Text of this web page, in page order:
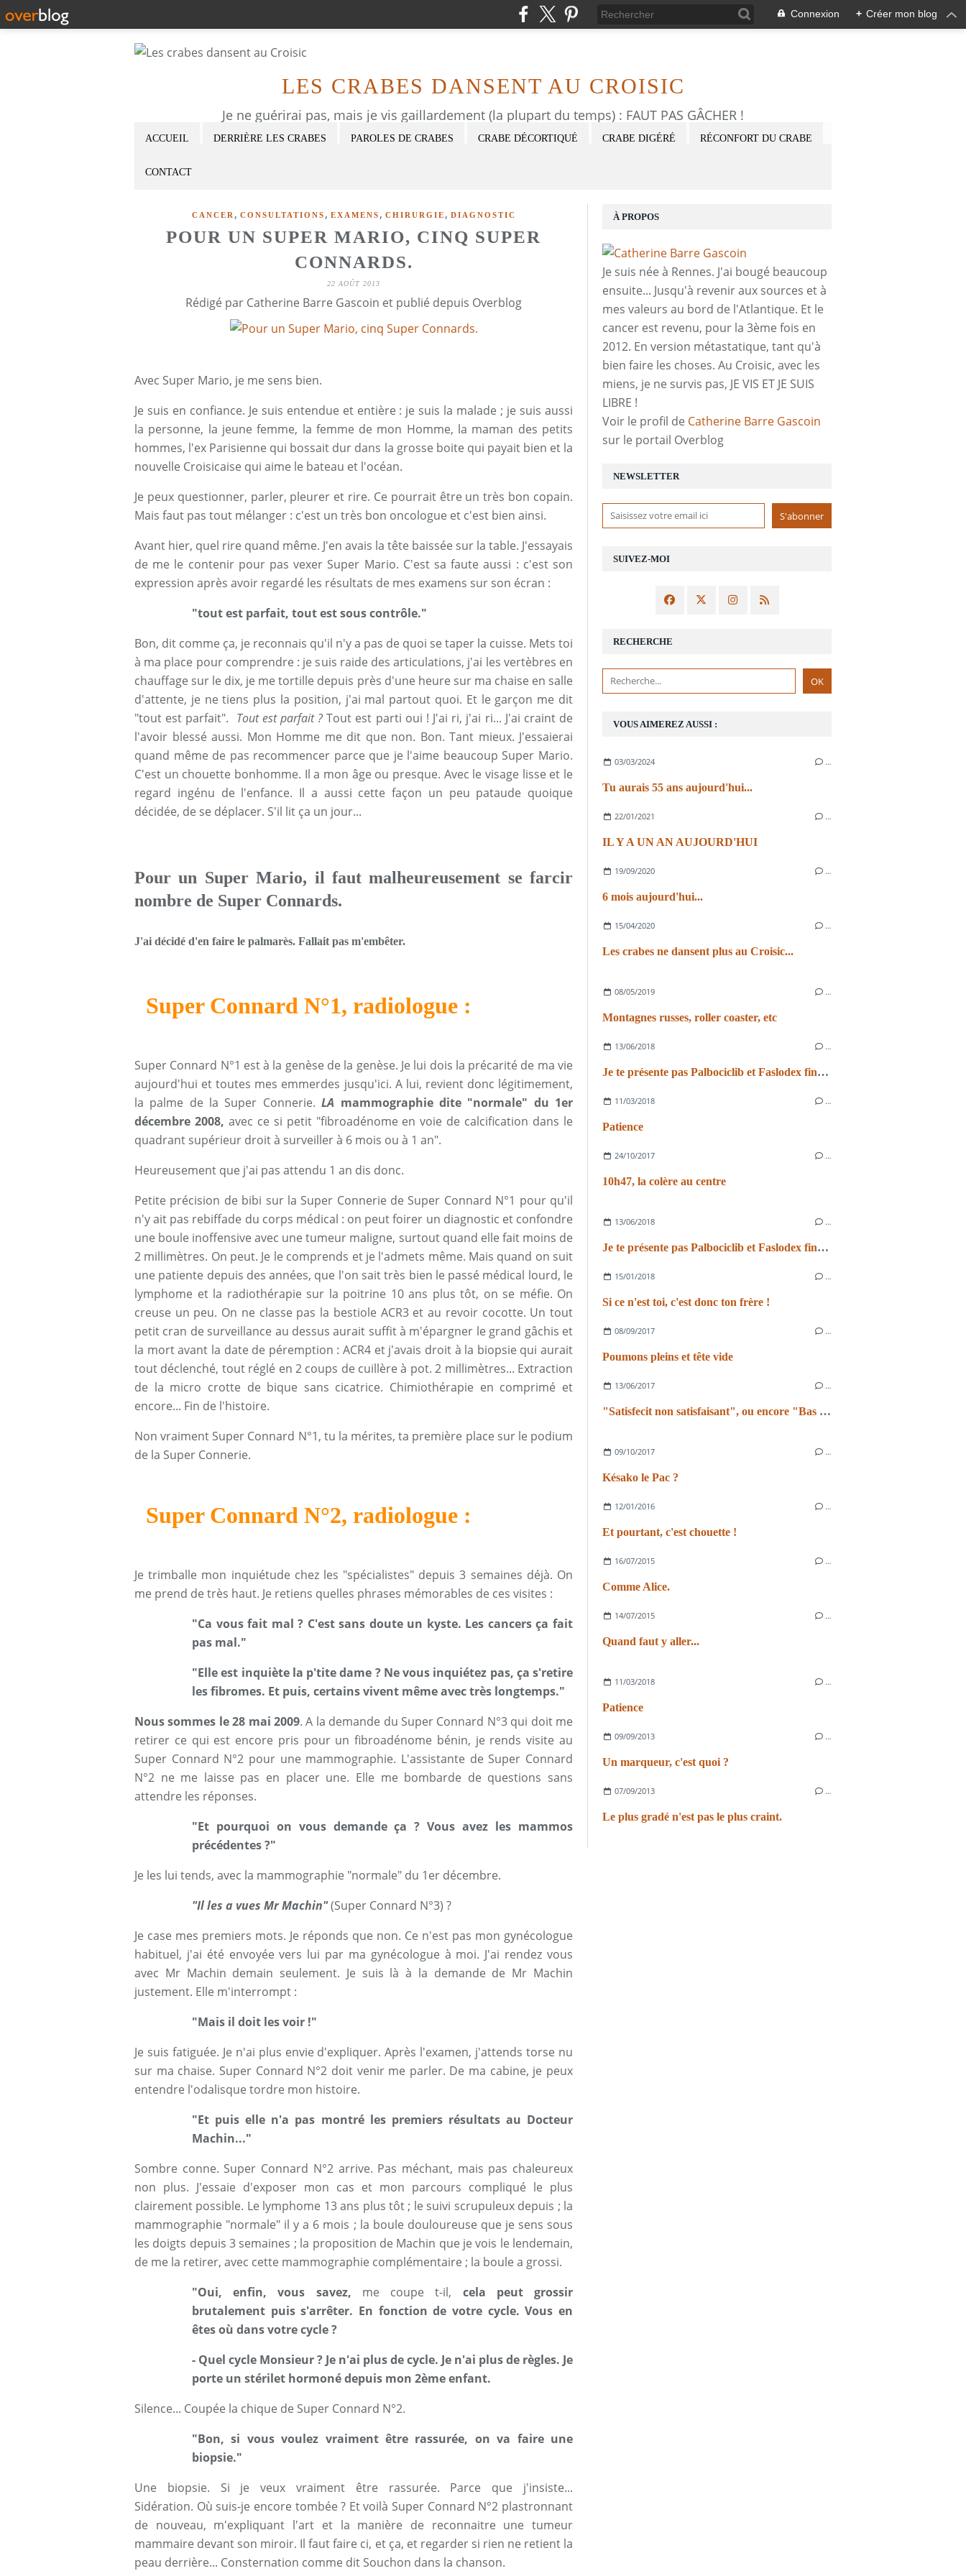
Connexion + Créer mon blog
LES CRABES DANSENT AU CROISIC
Je ne guérirai pas, mais je vis gaillardement (la plupart du temps) : FAUT PAS GÂCHER !
ACCUEIL DERRIÈRE LES CRABES PAROLES DE CRABES CRABE DÉCORTIQUÉ CRABE DIGÉRÉ RÉCONFORT DU CRABE
CONTACT
CANCER , CONSULTATIONS , EXAMENS , CHIRURGIE , DIAGNOSTIC
POUR UN SUPER MARIO, CINQ SUPER
CONNARDS.
22 AOÛT 2013
Rédigé par Catherine Barre Gascoin et publié depuis Overblog
Avec Super Mario, je me sens bien.
Je suis en confiance. Je suis entendue et entière : je suis la malade ; je suis aussi
la personne, la jeune femme, la femme de mon Homme, la maman des petits
hommes, l'ex Parisienne qui bossait dur dans la grosse boite qui payait bien et la
nouvelle Croisicaise qui aime le bateau et l'océan.
Je peux questionner, parler, pleurer et rire. Ce pourrait être un très bon copain.
Mais faut pas tout mélanger : c'est un très bon oncologue et c'est bien ainsi.
Avant hier, quel rire quand même. J'en avais la tête baissée sur la table. J'essayais
de me le contenir pour pas vexer Super Mario. C'est sa faute aussi : c'est son
expression après avoir regardé les résultats de mes examens sur son écran :
"tout est parfait, tout est sous contrôle."
Bon, dit comme ça, je reconnais qu'il n'y a pas de quoi se taper la cuisse. Mets toi
à ma place pour comprendre : je suis raide des articulations, j'ai les vertèbres en
chauffage sur le dix, je me tortille depuis près d'une heure sur ma chaise en salle
d'attente, je ne tiens plus la position, j'ai mal partout quoi. Et le garçon me dit
"tout est parfait". Tout est parfait ?Tout est parti oui ! J'ai ri, j'ai ri... J'ai craint de
l'avoir blessé aussi. Mon Homme me dit que non. Bon. Tant mieux. J'essaierai
quand même de pas recommencer parce que je l'aime beaucoup Super Mario.
C'est un chouette bonhomme. Il a mon âge ou presque. Avec le visage lisse et le
regard ingénu de l'enfance. Il a aussi cette façon un peu pataude quoique
décidée, de se déplacer. S'il lit ça un jour...
Pour un Super Mario, il faut malheureusement se farcir
nombre de Super Connards.
J'ai décidé d'en faire le palmarès. Fallait pas m'embêter.
Super Connard N°1, radiologue :
Super Connard N°1 est à la genèse de la genèse. Je lui dois la précarité de ma vie
aujourd'hui et toutes mes emmerdes jusqu'ici. A lui, revient donc légitimement,
la palme de la Super Connerie.LA mammographie dite "normale" du 1er
décembre 2008, avec ce si petit "fibroadénome en voie de calcification dans le
quadrant supérieur droit à surveiller à 6 mois ou à 1 an".
Heureusement que j'ai pas attendu 1 an dis donc.
Petite précision de bibi sur la Super Connerie de Super Connard N°1 pour qu'il
n'y ait pas rebiffade du corps médical : on peut foirer un diagnostic et confondre
une boule inoffensive avec une tumeur maligne, surtout quand elle fait moins de
2 millimètres. On peut. Je le comprends et je l'admets même. Mais quand on suit
une patiente depuis des années, que l'on sait très bien le passé médical lourd, le
lymphome et la radiothérapie sur la poitrine 10 ans plus tôt, on se méfie. On
creuse un peu. On ne classe pas la bestiole ACR3 et au revoir cocotte. Un tout
petit cran de surveillance au dessus aurait suffit à m'épargner le grand gâchis et
la mort avant la date de péremption : ACR4 et j'avais droit à la biopsie qui aurait
tout déclenché, tout réglé en 2 coups de cuillère à pot. 2 millimètres... Extraction
de la micro crotte de bique sans cicatrice. Chimiothérapie en comprimé et
encore... Fin de l'histoire.
Non vraiment Super Connard N°1, tu la mérites, ta première place sur le podium
de la Super Connerie.
Super Connard N°2, radiologue :
Je trimballe mon inquiétude chez les "spécialistes" depuis 3 semaines déjà. On
me prend de très haut. Je retiens quelles phrases mémorables de ces visites :
"Ca vous fait mal ? C'est sans doute un kyste. Les cancers ça fait
pas mal."
"Elle est inquiète la p'tite dame ? Ne vous inquiétez pas, ça s'retire
les fibromes. Et puis, certains vivent même avec très longtemps."
Nous sommes le 28 mai 2009. A la demande du Super Connard N°3 qui doit me
retirer ce qui est encore pris pour un fibroadénome bénin, je rends visite au
Super Connard N°2 pour une mammographie. L'assistante de Super Connard
N°2 ne me laisse pas en placer une. Elle me bombarde de questions sans
attendre les réponses.
"Et pourquoi on vous demande ça ? Vous avez les mammos
précédentes ?"
Je les lui tends, avec la mammographie "normale" du 1er décembre.
"Il les a vues Mr Machin"(Super Connard N°3) ?
Je case mes premiers mots. Je réponds que non. Ce n'est pas mon gynécologue
habituel, j'ai été envoyée vers lui par ma gynécologue à moi. J'ai rendez vous
avec Mr Machin demain seulement. Je suis là à la demande de Mr Machin
justement. Elle m'interrompt :
"Mais il doit les voir !"
Je suis fatiguée. Je n'ai plus envie d'expliquer. Après l'examen, j'attends torse nu
sur ma chaise. Super Connard N°2 doit venir me parler. De ma cabine, je peux
entendre l'odalisque tordre mon histoire.
"Et puis elle n'a pas montré les premiers résultats au Docteur
Machin..."
Sombre conne. Super Connard N°2 arrive. Pas méchant, mais pas chaleureux
non plus. J'essaie d'exposer mon cas et mon parcours compliqué le plus
clairement possible. Le lymphome 13 ans plus tôt ; le suivi scrupuleux depuis ; la
mammographie "normale" il y a 6 mois ; la boule douloureuse que je sens sous
les doigts depuis 3 semaines ; la proposition de Machin que je vois le lendemain,
de me la retirer, avec cette mammographie complémentaire ; la boule a grossi.
"Oui, enfin, vous savez, me coupe t-il, cela peut grossir
brutalement puis s'arrêter. En fonction de votre cycle. Vous en
êtes où dans votre cycle ?
- Quel cycle Monsieur ? Je n'ai plus de cycle. Je n'ai plus de règles. Je
porte un stérilet hormoné depuis mon 2ème enfant.
Silence... Coupée la chique de Super Connard N°2.
"Bon, si vous voulez vraiment être rassurée, on va faire une
biopsie."
Une biopsie. Si je veux vraiment être rassurée. Parce que j'insiste...
Sidération. Où suis-je encore tombée ? Et voilà Super Connard N°2 plastronnant
de nouveau, m'expliquant l'art et la manière de reconnaitre une tumeur
mammaire devant son miroir. Il faut faire ci, et ça, et regarder si rien ne retient la
peau derrière... Consternation comme dit Souchon dans la chanson.
NEWSLETTER
SUIVEZ-MOI
RECHERCHE
À PROPOS
Je suis née à Rennes. J'ai bougé beaucoup
ensuite... Jusqu'à revenir aux sources et à
mes valeurs au bord de l'Atlantique. Et le
cancer est revenu, pour la 3ème fois en
2012. En version métastatique, tant qu'à
bien faire les choses. Au Croisic, avec les
miens, je ne survis pas, JE VIS ET JE SUIS
LIBRE !
Voir le profil de Catherine Barre Gascoin
sur le portail Overblog
VOUS AIMEREZ AUSSI :
03/03/2024 …
Tu aurais 55 ans aujourd'hui...
22/01/2021 …
IL Y A UN AN AUJOURD'HUI
19/09/2020 …
6 mois aujourd'hui...
15/04/2020 …
Les crabes ne dansent plus au Croisic...
08/05/2019 …
Montagnes russes, roller coaster, etc
13/06/2018 …
Je te présente pas Palbociclib et Faslodex finalement
11/03/2018 …
Patience
24/10/2017 …
10h47, la colère au centre
13/06/2018 …
Je te présente pas Palbociclib et Faslodex finalement
15/01/2018 …
Si ce n'est toi, c'est donc ton frère !
08/09/2017 …
Poumons pleins et tête vide
13/06/2017 …
"Satisfecit non satisfaisant", ou encore "Bas les masques"
09/10/2017 …
Késako le Pac ?
12/01/2016 …
Et pourtant, c'est chouette !
16/07/2015 …
Comme Alice.
14/07/2015 …
Quand faut y aller...
11/03/2018 …
Patience
09/09/2013 …
Un marqueur, c'est quoi ?
07/09/2013 …
Le plus gradé n'est pas le plus craint.